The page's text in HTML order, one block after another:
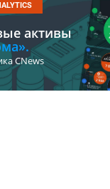
активы
CNews